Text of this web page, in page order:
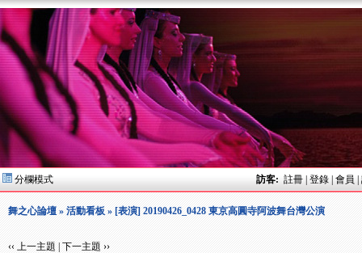
分欄模式 訪客: 註冊| 登錄| 會員
舞之心論壇» 活動看板» [表演] 20190426_0428 東京高圓寺阿波舞台灣公演
‹‹ 上一主題 下一主題 ››